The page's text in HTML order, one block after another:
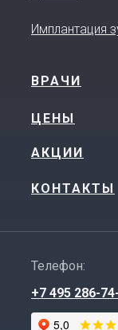
ВРАЧИ
Имплантация
ЦЕНЫ
АКЦИИ
КОНТАКТЫ
+7 495 286-
Телефон: